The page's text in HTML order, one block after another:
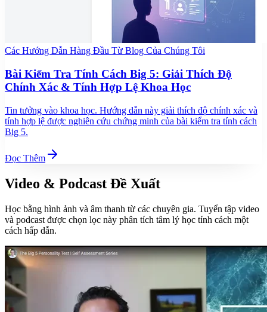
Các Hướng Dẫn Hàng Đầu Từ Blog Của Chúng Tôi
Bài Kiểm Tra Tính Cách Big 5: Giải Thích Độ
Chính Xác & Tính Hợp Lệ Khoa Học
Tin tưởng vào khoa học. Hướng dẫn này giải thích độ chính xác và
tính hợp lệ được nghiên cứu chứng minh của bài kiểm tra tính cách
Big 5.
Đọc Thêm
Video & Podcast Đề Xuất
Học bằng hình ảnh và âm thanh từ các chuyên gia. Tuyển tập video
và podcast được chọn lọc này phân tích tâm lý học tính cách một
cách hấp dẫn.